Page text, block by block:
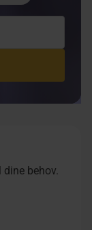
behov.